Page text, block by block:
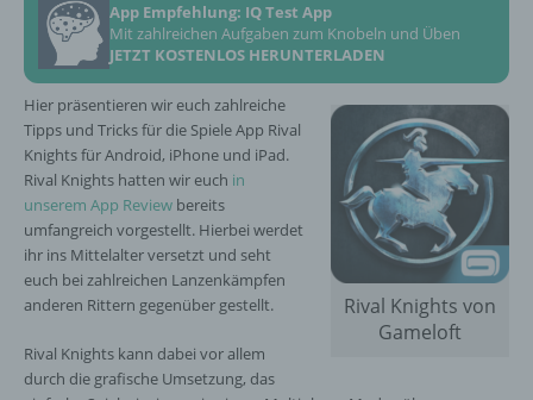
App Empfehlung: IQ Test App
Mit zahlreichen Aufgaben zum Knobeln und Üben
JETZT KOSTENLOS HERUNTERLADEN
Rival Knights von
Gameloft
Hier präsentieren wir euch zahlreiche
Tipps und Tricks für die Spiele App Rival
Knights für Android, iPhone und iPad.
Rival Knights hatten wir euch in
unserem App Review bereits
umfangreich vorgestellt. Hierbei werdet
ihr ins Mittelalter versetzt und seht
euch bei zahlreichen Lanzenkämpfen
anderen Rittern gegenüber gestellt.
Rival Knights kann dabei vor allem
durch die grafische Umsetzung, das